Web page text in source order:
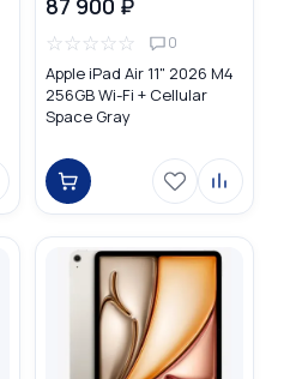
87 900 ₽
☆☆☆☆☆ 0
Apple iPad Air 11" 2026 M4
256GB Wi-Fi + Cellular
Space Gray